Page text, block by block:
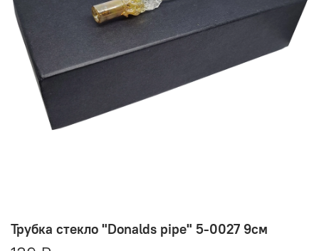
Трубка стекло "Donalds pipe" 5-0027 9см